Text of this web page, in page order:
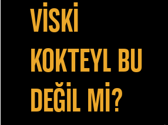
vİskİ
kokteyl bu
değİl mİ?